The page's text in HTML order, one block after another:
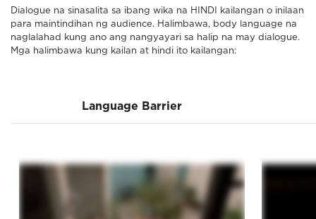
Dialogue na sinasalita sa ibang wika na HINDI kailangan o inilaan
para maintindihan ng audience. Halimbawa, body language na
naglalahad kung ano ang nangyayari sa halip na may dialogue.
Mga halimbawa kung kailan at hindi ito kailangan:
Language Barrier